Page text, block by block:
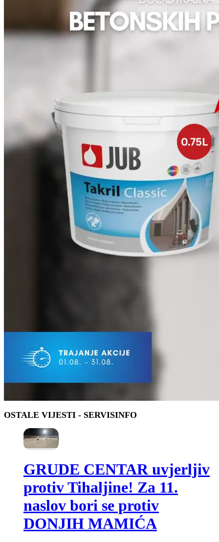
OSTALE VIJESTI - SERVISINFO
GRUDE CENTAR uvjerljiv
protiv Tihaljine! Za 11.
naslov bori se protiv
DONJIH MAMIĆA